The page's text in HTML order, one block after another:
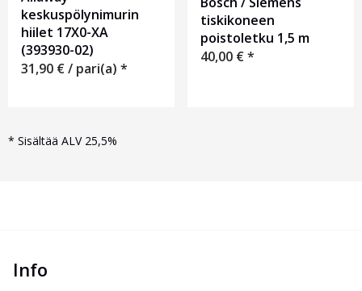
keskuspölynimurin
hiilet 17X0-XA
(393930-02)
31,90 €/ pari(a) *
tiskikoneen
poistoletku 1,5 m
40,00 €*
* Sisältää ALV 25,5%
Info